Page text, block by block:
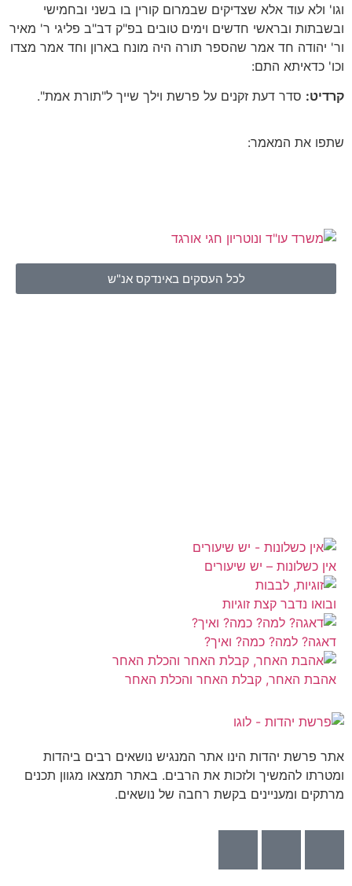
וגו' ולא עוד אלא שצדיקים שבמרום קורין בו בשני ובחמישי
ובשבתות ובראשי חדשים וימים טובים בפ"ק דב"ב פליגי ר' מאיר
ור' יהודה חד אמר שהספר תורה היה מונח בארון וחד אמר מצדו
וכו' כדאיתא התם:
קרדיט: סדר דעת זקנים על פרשת וילך שייך ל"תורת אמת".
שתפו את המאמר:
לכל העסקים באינדקס אנ"ש
אין כשלונות – יש שיעורים
ובואו נדבר קצת זוגיות
דאגה? למה? כמה? ואיך?
אהבת האחר, קבלת האחר והכלת האחר
אתר פרשת יהדות הינו אתר המנגיש נושאים רבים ביהדות
ומטרתו להמשיך ולזכות את הרבים. באתר תמצאו מגוון תכנים
מרתקים ומעניינים בקשת רחבה של נושאים.